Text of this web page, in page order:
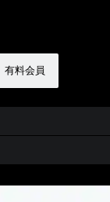
有料会員